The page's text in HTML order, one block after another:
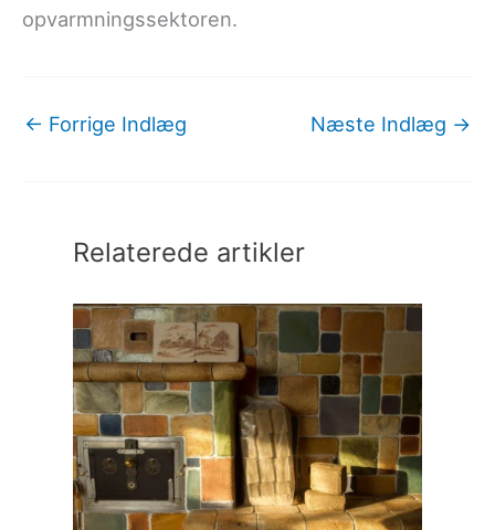
opvarmningssektoren.
← Forrige Indlæg Næste Indlæg →
Relaterede artikler